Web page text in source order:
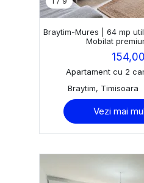
Braytim-Mures | 64 mp
Mobilat
Apartament cu 2
Braytim, Timisoara
Vezi mai